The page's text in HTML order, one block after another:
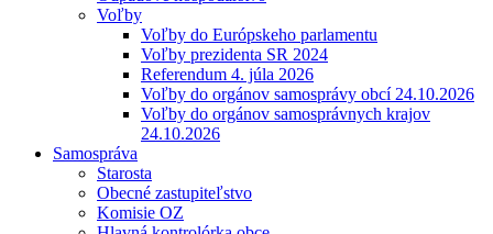
Voľby
Voľby do Európskeho parlamentu
Voľby prezidenta SR 2024
Referendum 4. júla 2026
Voľby do orgánov samosprávy obcí 24.10.2026
Voľby do orgánov samosprávnych krajov
24.10.2026
Samospráva
Starosta
Obecné zastupiteľstvo
Komisie OZ